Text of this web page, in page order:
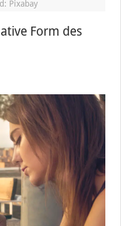
Pixabay
Form des